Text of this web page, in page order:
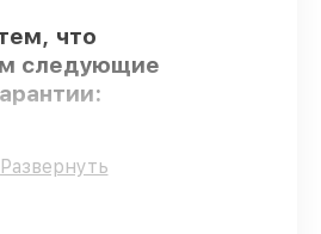
что
следующие
детали– только
Развернуть